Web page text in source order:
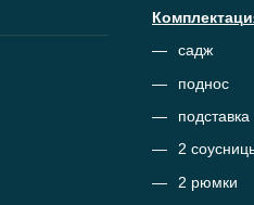
садж
поднос
2
2 рюмки